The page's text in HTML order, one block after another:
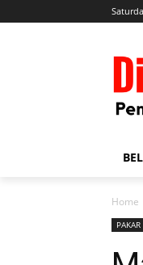
Home